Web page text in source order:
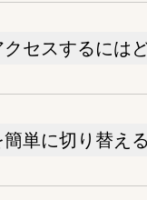
セスするには
単に切り替え